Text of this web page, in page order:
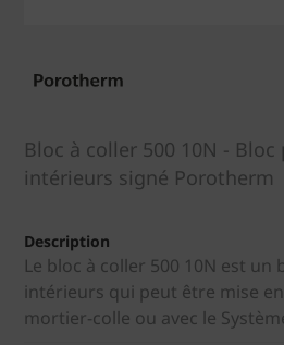
Bloc à coller 500 10N -
intérieurs signé Porotherm
Description
Le bloc à coller 500 10N est un
intérieurs qui peut être mise
mortier-colle ou avec le